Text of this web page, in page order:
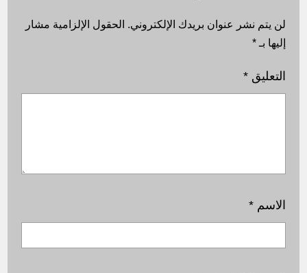
لن يتم نشر عنوان بريدك الإلكتروني. الحقول الإلزامية مشار
إليها بـ*
التعليق*
الاسم*